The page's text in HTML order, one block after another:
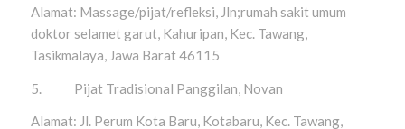
Alamat: Massage/pijat/refleksi, Jln;rumah sakit umum
doktor selamet garut, Kahuripan, Kec. Tawang,
Tasikmalaya, Jawa Barat 46115
5. Pijat Tradisional Panggilan, Novan
Alamat: Jl. Perum Kota Baru, Kotabaru, Kec. Tawang,